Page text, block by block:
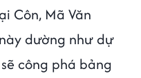
Côn, Mã Văn
dường như dự
sẽ công phá bảng